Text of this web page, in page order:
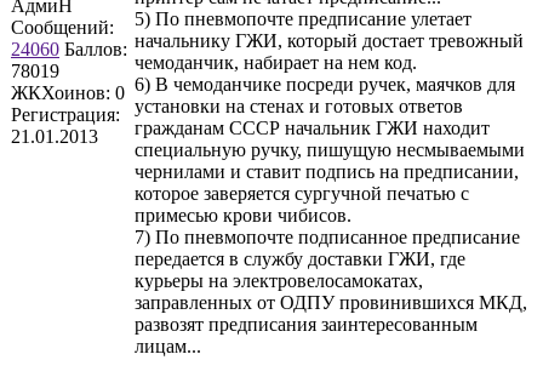
АдмиН
Сообщений:
24060 Баллов:
78019
ЖКХоинов: 0
Регистрация:
21.01.2013
5) По пневмопочте предписание улетает
начальнику ГЖИ, который достает тревожный
чемоданчик, набирает на нем код.
6) В чемоданчике посреди ручек, маячков для
установки на стенах и готовых ответов
гражданам СССР начальник ГЖИ находит
специальную ручку, пишущую несмываемыми
чернилами и ставит подпись на предписании,
которое заверяется сургучной печатью с
примесью крови чибисов.
7) По пневмопочте подписанное предписание
передается в службу доставки ГЖИ, где
курьеры на электровелосамокатах,
заправленных от ОДПУ провинившихся МКД,
развозят предписания заинтересованным
лицам...